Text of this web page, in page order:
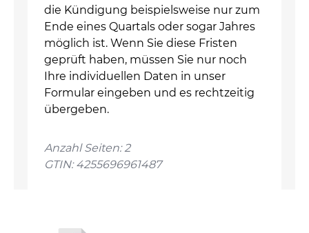
die Kündigung beispielsweise nur zum
Ende eines Quartals oder sogar Jahres
möglich ist. Wenn Sie diese Fristen
geprüft haben, müssen Sie nur noch
Ihre individuellen Daten in unser
Formular eingeben und es rechtzeitig
übergeben.
Anzahl Seiten: 2
GTIN: 4255696961487